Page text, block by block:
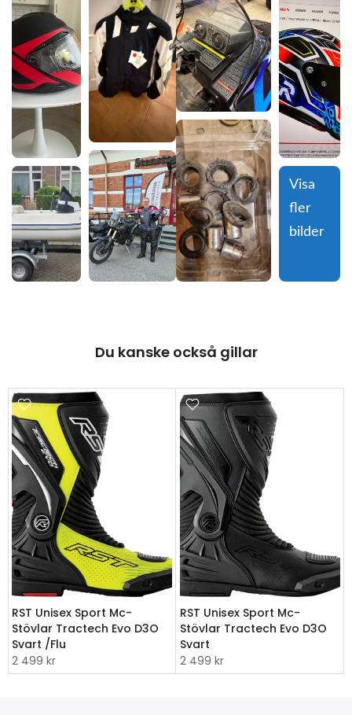
Visa
fler
bilder
Du kanske också gillar
RST Unisex Sport Mc-
Stövlar Tractech Evo D3O
Svart /Flu
2 499 kr
RST Unisex Sport Mc-
Stövlar Tractech Evo D3O
Svart
2 499 kr